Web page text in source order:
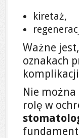
kiretaż,
Ważne
oznakach
Nie
rolę w